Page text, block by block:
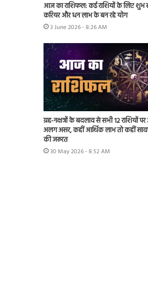
आज का राशिफल: कई राशियों के लिए
करियर और धन लाभ के बन रहे योग
3 June 2026 - 8:26 AM
ग्रह-नक्षत्रों के बदलाव से सभी 12 राशियों
अलग असर, कहीं आर्थिक लाभ तो कहीं
की जरूरत
30 May 2026 - 8:52 AM